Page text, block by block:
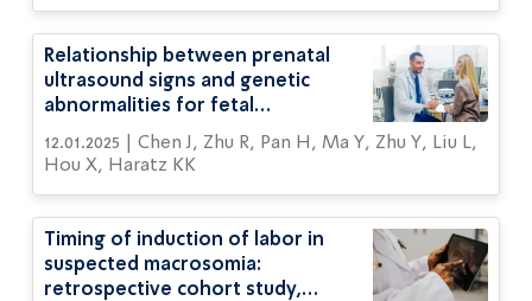
Relationship between prenatal
ultrasound signs and genetic
abnormalities for fetal
malformations of cortical
development
12.01.2025 | Chen J, Zhu R, Pan H, Ma Y, Zhu Y, Liu L,
Hou X, Haratz KK
Timing of induction of labor in
suspected macrosomia:
retrospective cohort study,